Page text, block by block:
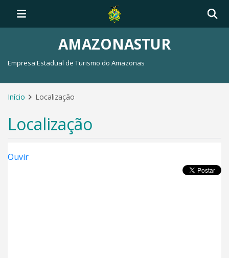
AMAZONASTUR
Empresa Estadual de Turismo do Amazonas
Início Localização
Localização
Ouvir